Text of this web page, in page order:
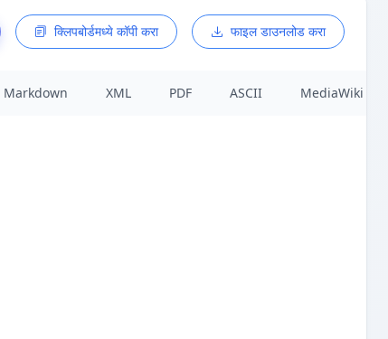
क्लिपबोर्डमध्ये कॉपी करा फाइल डाउनलोड करा
Markdown XML PDF ASCII MediaWiki